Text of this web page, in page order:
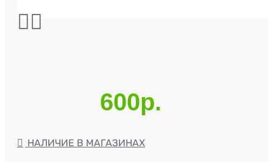
600р.
НАЛИЧИЕ В МАГАЗИНАХ